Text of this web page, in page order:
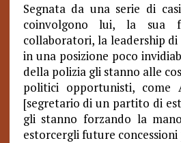
Segnata da una serie di
coinvolgono lui, la sua
collaboratori, la leadership
in una posizione poco
della polizia gli stanno alle
politici opportunisti, come
[segretario di un partito di
gli stanno forzando la
estorcergli future